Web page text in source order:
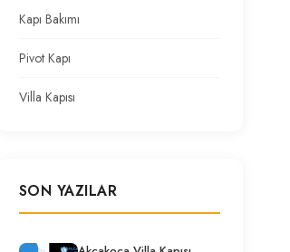
Kapı Bakımı
Pivot Kapı
Villa Kapısı
SON YAZILAR